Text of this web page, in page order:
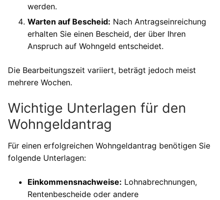
werden.
Warten auf Bescheid: Nach Antragseinreichung
erhalten Sie einen Bescheid, der über Ihren
Anspruch auf Wohngeld entscheidet.
Die Bearbeitungszeit variiert, beträgt jedoch meist
mehrere Wochen.
Wichtige Unterlagen für den
Wohngeldantrag
Für einen erfolgreichen Wohngeldantrag benötigen Sie
folgende Unterlagen:
Einkommensnachweise: Lohnabrechnungen,
Rentenbescheide oder andere